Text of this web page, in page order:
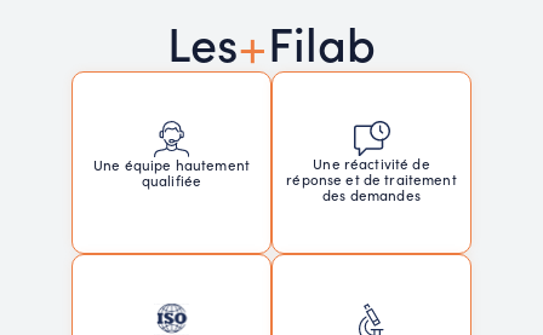
Les+Filab
Une équipe hautement
qualifiée
Une réactivité de
réponse et de traitement
des demandes